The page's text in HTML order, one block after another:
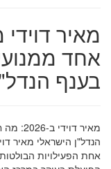
מאיר
אחד
בענף
מאיר
הנדל"ן הישראלי מאיר
אחת הפעילויות